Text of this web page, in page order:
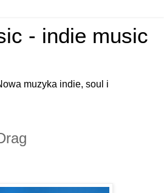
- indie music
muzyka indie, soul i